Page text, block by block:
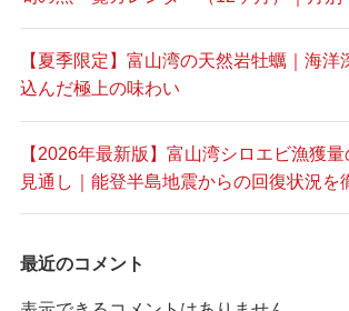
【夏季限定】富山湾の天然岩牡蠣｜海洋
込んだ極上の味わい
【2026年最新版】富山湾シロエビ漁獲
見通し｜能登半島地震からの回復状況を
最近のコメント